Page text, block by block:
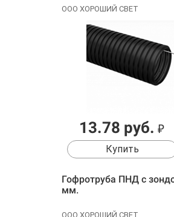
ООО ХОРОШИЙ СВЕТ
13.78 руб. ₽
Купить
Гофротруба ПНД с
мм.
ООО ХОРОШИЙ СВЕТ